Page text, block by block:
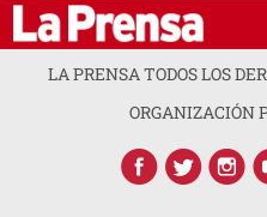
LA PRENSA TODOS LOS
ORGANIZACIÓN